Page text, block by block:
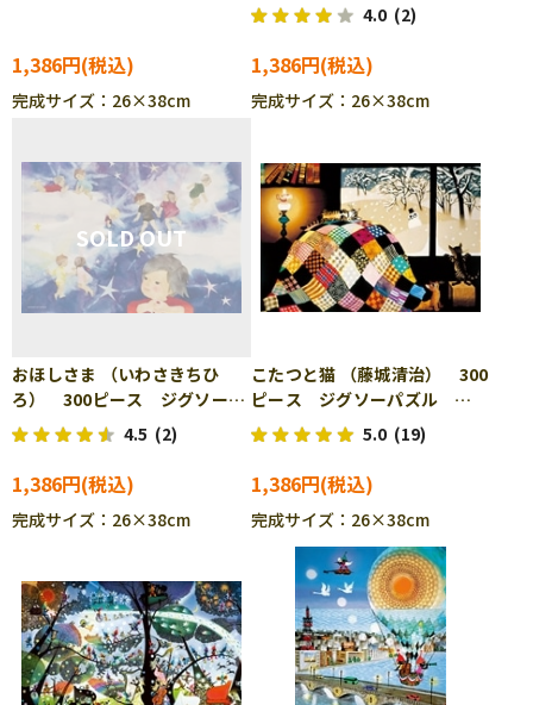
1,386円
完成サイズ：26×38cm
ソーパズル ENS-300-3021
4.0 (2)
1,386円
完成サイズ：26×38cm
おほしさま （いわさきちひ
ろ） 300ピース ジグソーパ
ズル ENS-300-3022
4.5 (2)
1,386円
完成サイズ：26×38cm
こたつと猫 （藤城清治） 300
ピース ジグソーパズル
APP-300-147 5.0 (19)
1,386円
完成サイズ：26×38cm